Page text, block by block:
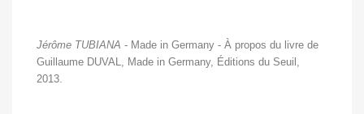
Jérôme TUBIANA - Made in Germany - À propos du livre de
Guillaume DUVAL, Made in Germany, Éditions du Seuil,
2013.